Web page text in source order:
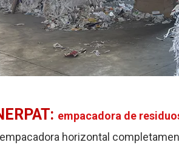
empacadora de
horizontal